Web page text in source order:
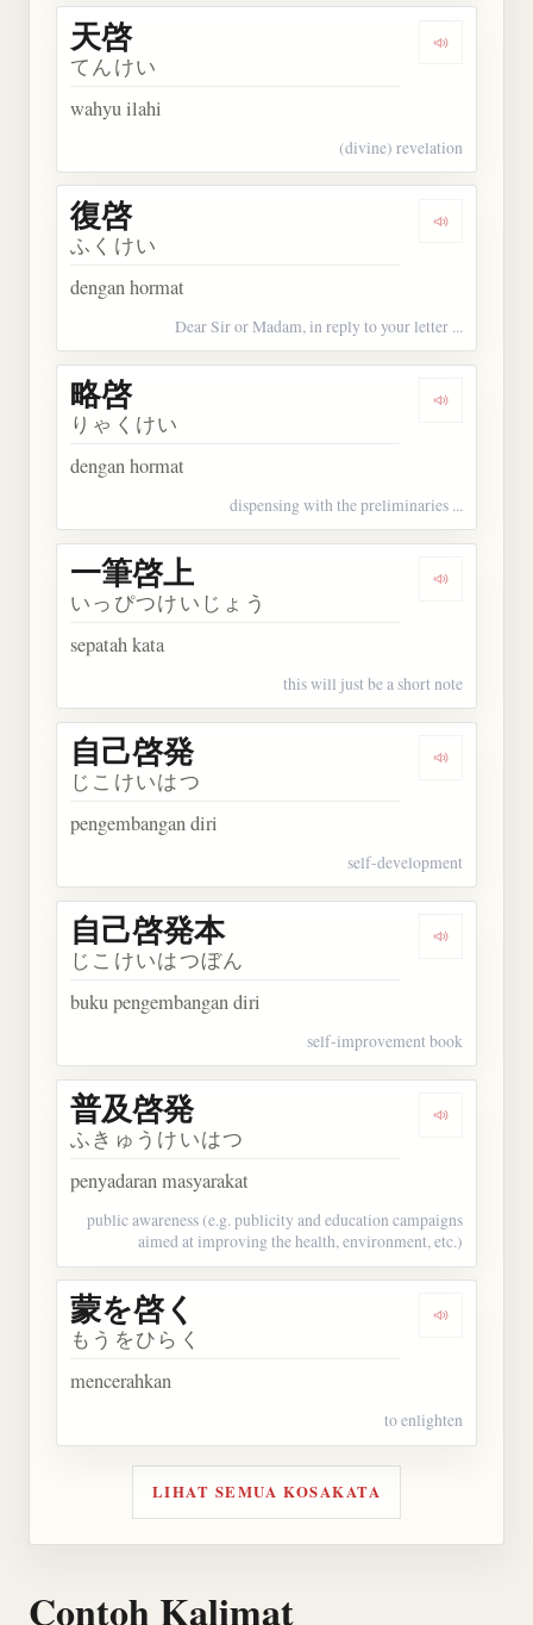
Dengarkan
天啓
てんけい
wahyu ilahi
(divine) revelation
Dengarkan
復啓
ふくけい
dengan hormat
Dear Sir or Madam, in reply to your letter ...
Dengarkan
略啓
りゃくけい
dengan hormat
dispensing with the preliminaries ...
Dengarkan
一筆啓上
いっぴつけいじょう
sepatah kata
this will just be a short note
Dengarkan
自己啓発
じこけいはつ
pengembangan diri
self-development
Dengarkan
自己啓発本
じこけいはつぼん
buku pengembangan diri
self-improvement book
Dengarkan
普及啓発
ふきゅうけいはつ
penyadaran masyarakat
public awareness (e.g. publicity and education campaigns
aimed at improving the health, environment, etc.)
Dengarkan
蒙を啓く
もうをひらく
mencerahkan
to enlighten
LIHAT SEMUA KOSAKATA
Contoh Kalimat